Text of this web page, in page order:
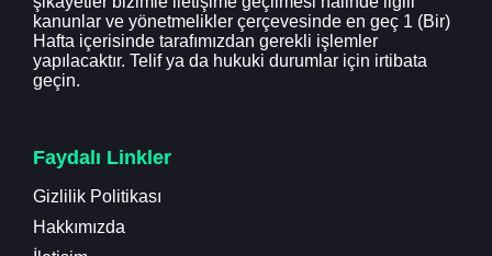
kanunlar ve yönetmelikler çerçevesinde en geç 1 (Bir)
Hafta içerisinde tarafımızdan gerekli işlemler
yapılacaktır. Telif ya da hukuki durumlar için irtibata
geçin.
Faydalı Linkler
Gizlilik Politikası
Hakkımızda